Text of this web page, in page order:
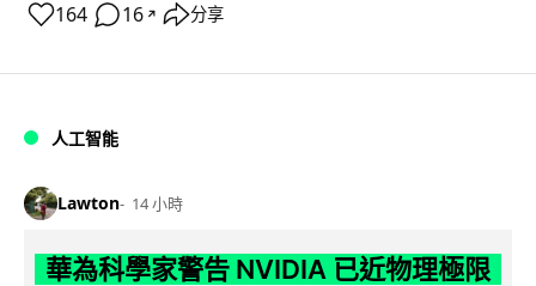
164 16 ↗ 分享
人工智能
Lawton 14 小時
華為科學家警告 NVIDIA 已近物理極限